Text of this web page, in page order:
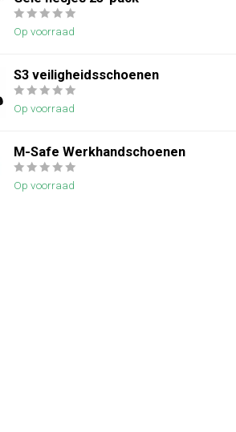
Op voorraad
S3 veiligheidsschoenen
Op voorraad
M-Safe Werkhandschoenen
Op voorraad